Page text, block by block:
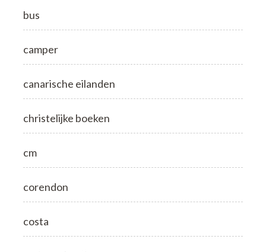
bus
camper
canarische eilanden
christelijke boeken
cm
corendon
costa